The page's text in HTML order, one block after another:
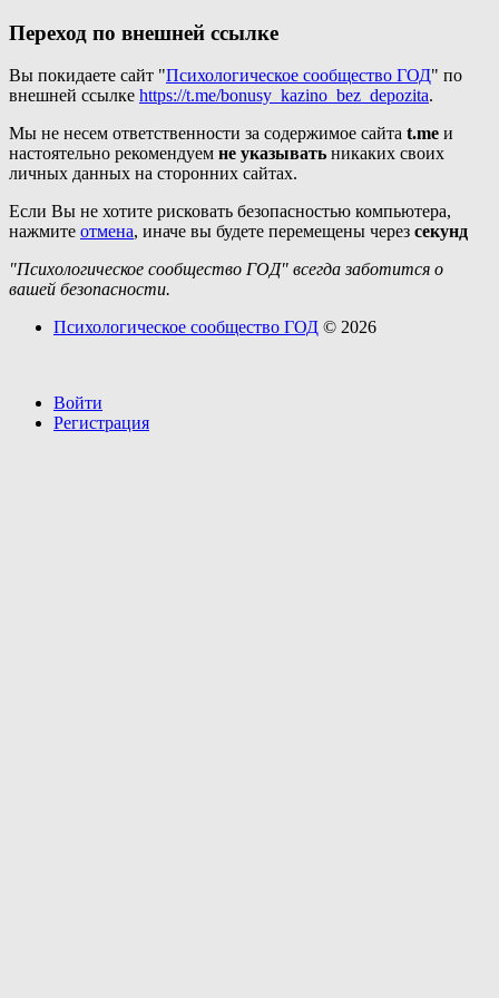
Переход по внешней ссылке
Вы покидаете сайт "Психологическое сообщество ГОД" по
внешней ссылке https://t.me/bonusy_kazino_bez_depozita.
Мы не несем ответственности за содержимое сайта t.me и
настоятельно рекомендуем не указывать никаких своих
личных данных на сторонних сайтах.
Если Вы не хотите рисковать безопасностью компьютера,
нажмите отмена, иначе вы будете перемещены через секунд
"Психологическое сообщество ГОД" всегда заботится о
вашей безопасности.
Психологическое сообщество ГОД © 2026
Войти
Регистрация